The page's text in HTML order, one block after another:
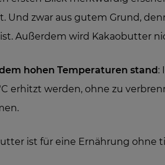
Und zwar aus gutem Grund,
Außerdem wird Kakaobutter
hohen Temperaturen stand:
erhitzt werden, ohne zu
ist für eine Ernährung ohne